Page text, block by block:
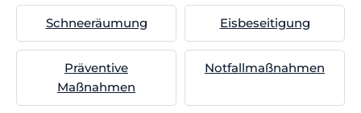
Schneeräumung Eisbeseitigung
Präventive
Maßnahmen
Notfallmaßnahmen